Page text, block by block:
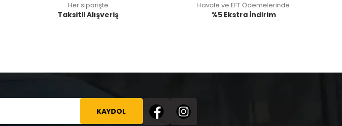
Her siparişte
Taksitli Alışveriş
Havale ve EFT Ödemelerinde
%5 Ekstra İndirim
KAYDOL